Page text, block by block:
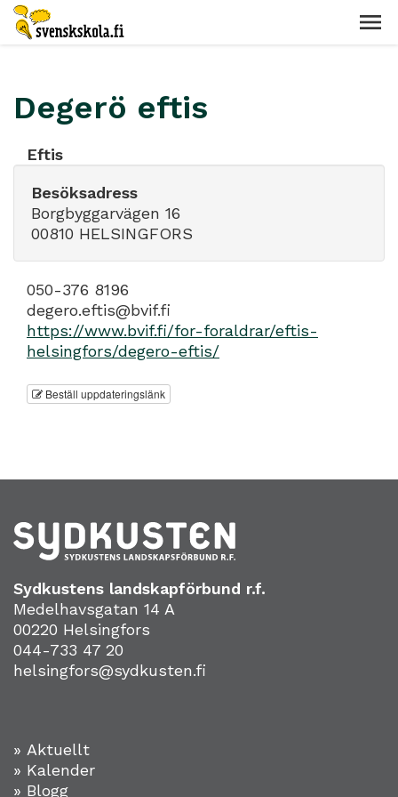
Degerö eftis
Eftis
Besöksadress
Borgbyggarvägen 16
00810 HELSINGFORS
050-376 8196
degero.eftis@bvif.fi
https://www.bvif.fi/for-foraldrar/eftis-
helsingfors/degero-eftis/
Beställ uppdateringslänk
Sydkustens landskapförbund r.f.
Medelhavsgatan 14 A
00220 Helsingfors
044-733 47 20
helsingfors@sydkusten.fi
» Aktuellt
» Kalender
» Blogg